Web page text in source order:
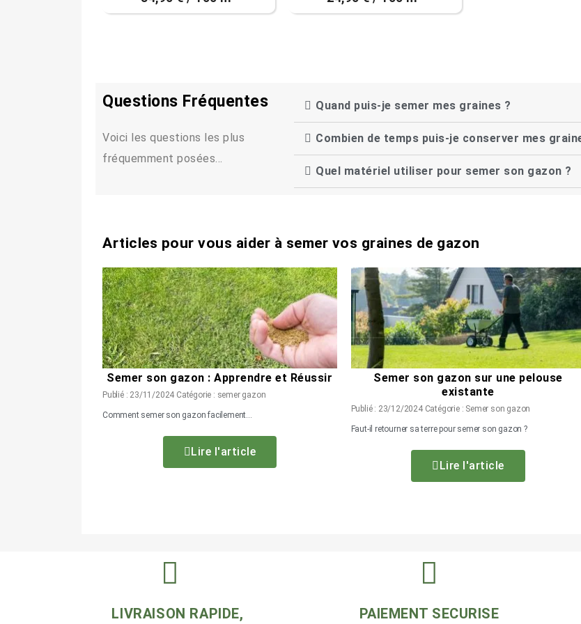
Questions Fréquentes
Voici les questions les plus
fréquemment posées...
Quand puis-je semer mes graines ?
Combien de temps puis-je conserver mes
Quel matériel utiliser pour semer son gazon ?
Articles pour vous aider à semer vos graines de gazon
Semer son gazon : Apprendre et Réussir
Publié : 23/11/2024 Catégorie : semer gazon
Comment semer son gazon facilement...
Lire l'article
Semer son gazon sur une pelouse
existante
Publié : 23/12/2024 Catégorie : Semer son gazon
Faut-il retourner sa terre pour semer son gazon ?
Lire l'article
LIVRAISON RAPIDE, PAIEMENT SECURISE